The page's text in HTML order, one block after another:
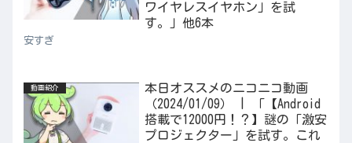
ワイヤレスイヤホン」を試
す。」他6本
安すぎ
動画紹介
本日オススメのニコニコ動画
（2024/01/09） | 「【Android
搭載で12000円！？】謎の「激安
プロジェクター」を試す。これ